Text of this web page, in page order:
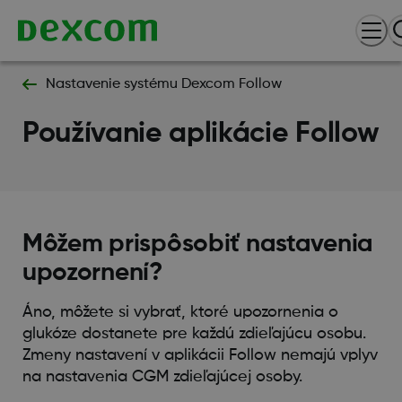
Nastavenie systému Dexcom Follow
Používanie aplikácie Follow
Môžem prispôsobiť nastavenia
upozornení?
Áno, môžete si vybrať, ktoré upozornenia o
glukóze dostanete pre každú zdieľajúcu osobu.
Zmeny nastavení v aplikácii Follow nemajú vplyv
na nastavenia CGM zdieľajúcej osoby.